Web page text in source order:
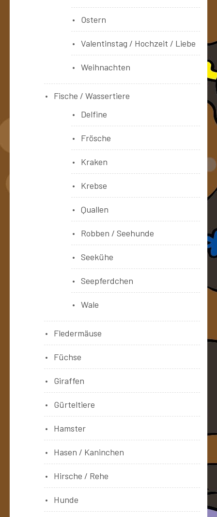
Ostern
Valentinstag / Hochzeit / Liebe
Weihnachten
Fische / Wassertiere
Delfine
Frösche
Kraken
Krebse
Quallen
Robben / Seehunde
Seekühe
Seepferdchen
Wale
Fledermäuse
Füchse
Giraffen
Gürteltiere
Hamster
Hasen / Kaninchen
Hirsche / Rehe
Hunde